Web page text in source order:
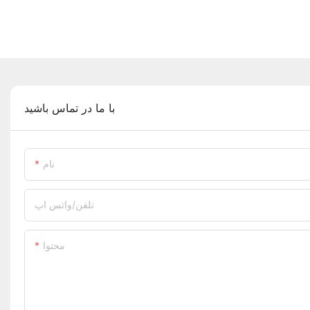
با ما در تماس باشید
نام
تلفن/واتس اپ
محتوا